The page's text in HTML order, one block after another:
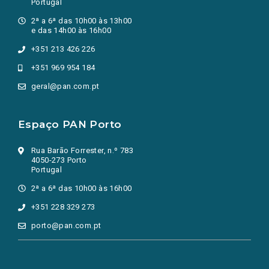
Portugal
2ª a 6ª das 10h00 às 13h00
e das 14h00 às 16h00
+351 213 426 226
+351 969 954 184
geral@pan.com.pt
Espaço PAN Porto
Rua Barão Forrester, n.º 783
4050-273 Porto
Portugal
2ª a 6ª das 10h00 às 16h00
+351 228 329 273
porto@pan.com.pt